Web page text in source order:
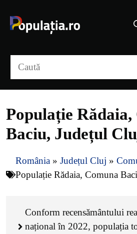
conținut
Populație Rădaia,
Baciu, Județul
România » Județul Cluj »
Populație Rădaia, Comuna
Conform recensământului
național în 2022, populația